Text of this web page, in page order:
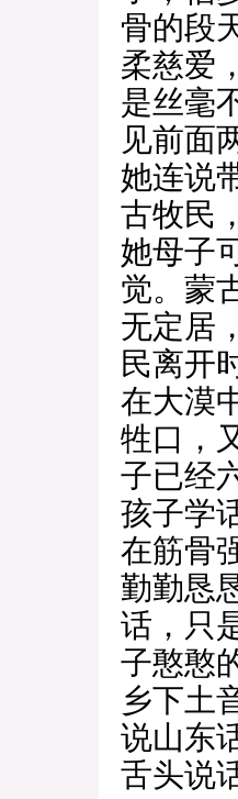
骨的段
柔慈爱
是丝毫
见前面
她连说
古牧民
她母子
觉。蒙
无定居
民离开
在大漠
牲口，
子已经
孩子学
在筋骨
勤勤恳
话，只
子憨憨
乡下土
说山东
舌头说